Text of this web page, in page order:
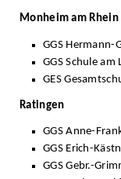
Monheim am Rhein
GGS Hermann-
GGS Schule
GES
Ratingen
GGS Anne-
GGS Erich-
GGS Gebr.-